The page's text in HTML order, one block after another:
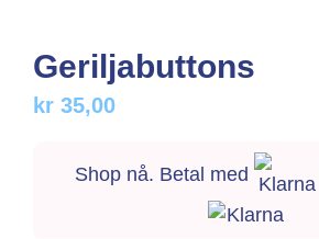
Geriljabuttons
kr 35,00
Shop nå. Betal med